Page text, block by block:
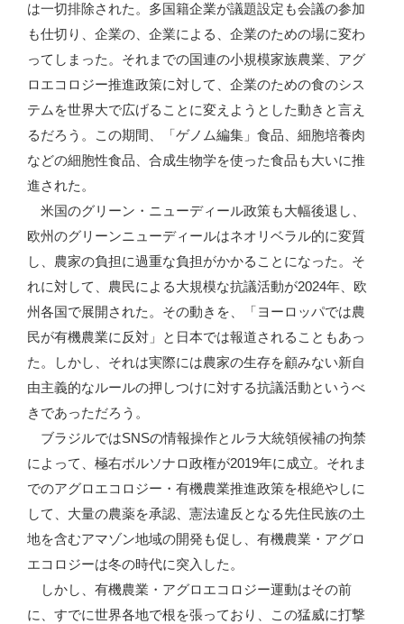
は一切排除された。多国籍企業が議題設定も会議の参加
も仕切り、企業の、企業による、企業のための場に変わ
ってしまった。それまでの国連の小規模家族農業、アグ
ロエコロジー推進政策に対して、企業のための食のシス
テムを世界大で広げることに変えようとした動きと言え
るだろう。この期間、「ゲノム編集」食品、細胞培養肉
などの細胞性食品、合成生物学を使った食品も大いに推
進された。
米国のグリーン・ニューディール政策も大幅後退し、
欧州のグリーンニューディールはネオリベラル的に変質
し、農家の負担に過重な負担がかかることになった。そ
れに対して、農民による大規模な抗議活動が2024年、欧
州各国で展開された。その動きを、「ヨーロッパでは農
民が有機農業に反対」と日本では報道されることもあっ
た。しかし、それは実際には農家の生存を顧みない新自
由主義的なルールの押しつけに対する抗議活動というべ
きであっただろう。
ブラジルではSNSの情報操作とルラ大統領候補の拘禁
によって、極右ボルソナロ政権が2019年に成立。それま
でのアグロエコロジー・有機農業推進政策を根絶やしに
して、大量の農薬を承認、憲法違反となる先住民族の土
地を含むアマゾン地域の開発も促し、有機農業・アグロ
エコロジーは冬の時代に突入した。
しかし、有機農業・アグロエコロジー運動はその前
に、すでに世界各地で根を張っており、この猛威に打撃